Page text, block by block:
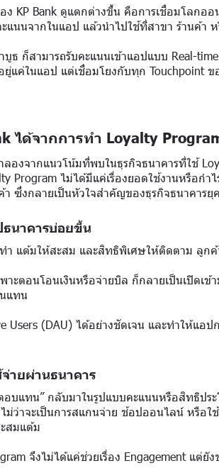
KP Bank ดูแตกต่างขึ้น คือการเชื่อมโลกอ
แนนจากในแอป แล้วนำไปใช้ที่สาขา ร้านค้า
บูธ ก็สามารถรับคะแนนเข้าแอปแบบ Real-
ยู่แค่ในแอป แต่เชื่อมโยงกับทุก Touchpoint ข
ได้จากการทำ Loyalty
องจากแนวโน้มที่พบในธุรกิจธนาคารที่ใช้
Program ไม่ได้มีแค่เรื่องยอดใช้งานหรือกำ
า ซึ่งกลายเป็นหัวใจสำคัญของธุรกิจธนาคารยุ
ธนาคารบ่อยขึ้น
ำ แต้มให้สะสม และสิทธิพิเศษให้ติดตาม ลูก
าะตอนโอนเงินหรือจ่ายบิล ก็กลายเป็นเปิดเ
แทน
Users (DAU) ได้อย่างชัดเจน และทำให้แอ
ายผ่านธนาคาร
อบแทน” กลับมาในรูปแบบคะแนนหรือสิทธิปร
ไม่ว่าจะเป็นการสแกนจ่าย ช้อปออนไลน์ หรือใ
สมแต้ม
จึงไม่ได้แค่ช่วยเรื่อง Engagement แต่ยัง